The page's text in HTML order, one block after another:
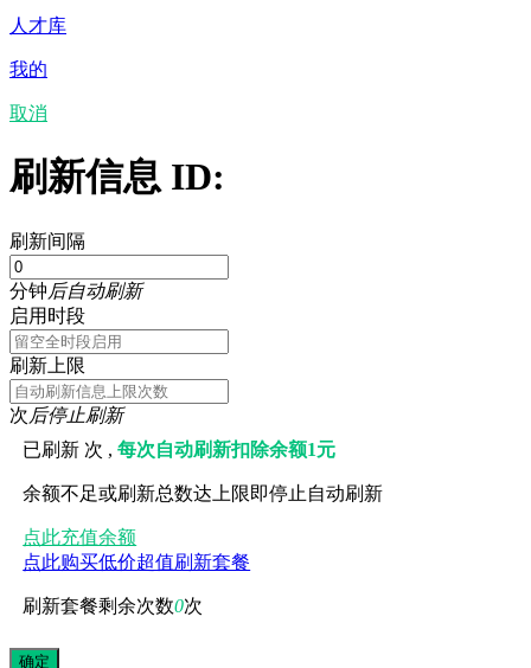
人才库
我的
取消
刷新信息 ID:
刷新间隔
分钟后自动刷新
启用时段
刷新上限
次后停止刷新
已刷新 次 ,每次自动刷新扣除余额1元
余额不足或刷新总数达上限即停止自动刷新
点此充值余额
点此购买低价超值刷新套餐
刷新套餐剩余次数0次